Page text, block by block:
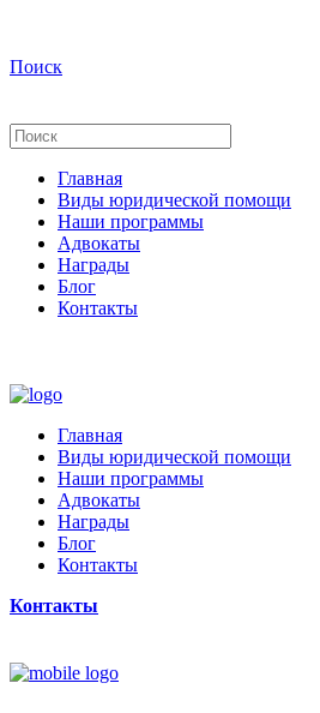
Поиск
Главная
Виды юридической помощи
Наши программы
Адвокаты
Награды
Блог
Контакты
Главная
Виды юридической помощи
Наши программы
Адвокаты
Награды
Блог
Контакты
Контакты